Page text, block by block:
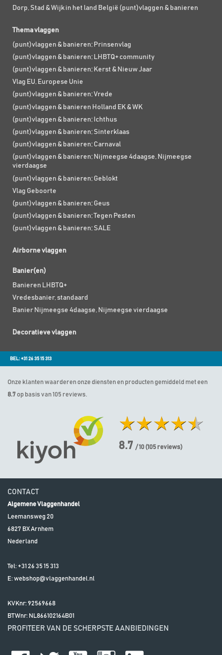
Dorp, Stad & Wijk in het land België (punt)vlaggen & banieren
Thema vlaggen
(punt)vlaggen & banieren; Prinsenvlag
(punt)vlaggen & banieren; LHBTQ+ community
(punt)vlaggen & banieren; Kerst & Nieuw Jaar
Vlag EU, Europese Unie
(punt)vlaggen & banieren; Vrede
(punt)vlaggen & banieren Holland EK & WK
(punt)vlaggen & banieren; Ichthus
(punt)vlaggen & banieren; Sinterklaas
(punt)vlaggen & banieren; Carnaval
(punt)vlaggen & banieren; Nijmeegse 4daagse, Nijmeegse
vierdaagse
(punt)vlaggen & banieren; Geblokt
Vlag Geboorte
(punt)vlaggen & banieren; Geus
(punt)vlaggen & banieren; Tegen Pesten
(punt)vlaggen & banieren; SALE
Airborne vlaggen
Banier(en)
Banieren LHBTQ+
Vredesbanier, standaard
Banier Nijmeegse 4daagse, Nijmeegse vierdaagse
Decoratieve vlaggen
BEL: +31 26 35 15 313
Onze klanten waarderen onze diensten en producten gemiddeld met een
8.7 op basis van 105 reviews.
8.7 / 10 (105 reviews)
CONTACT
Algemene Vlaggenhandel
Leemansweg 20
6827 BXArnhem
Nederland
Tel: +31 26 35 15 313
E:webshop@vlaggenhandel.nl
KVKnr: 92569668
BTWnr: NL866102164B01
PROFITEER VAN DE SCHERPSTE AANBIEDINGEN